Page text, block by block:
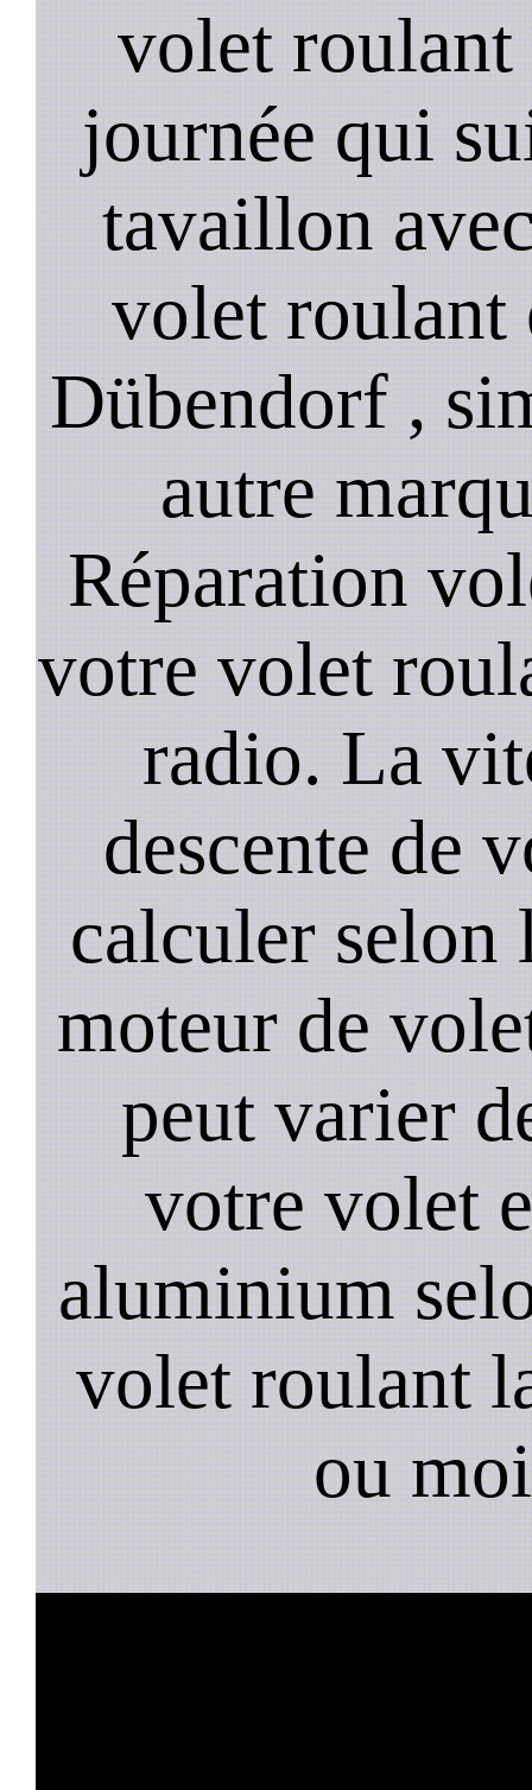
volet roulant
journée qui
tavaillon
volet roulant
Dübendorf ,
autre
Réparation
votre volet
radio. La
descente de
calculer selon
moteur de
peut varier
votre volet
aluminium
volet roulant
ou